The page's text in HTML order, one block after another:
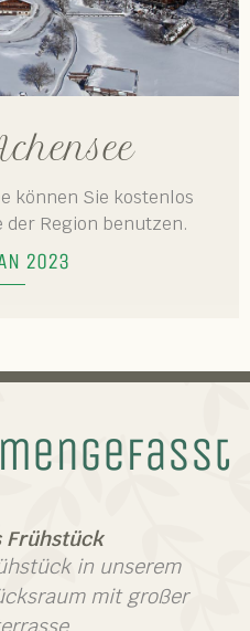
können Sie kostenlos
Region benutzen.
2023
Frühstück
in unserem
mit großer